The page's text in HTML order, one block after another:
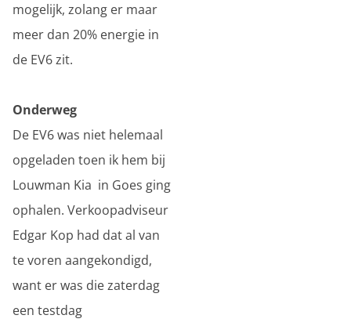
mogelijk, zolang er maar
meer dan 20% energie in
de EV6 zit.
Onderweg
De EV6 was niet helemaal
opgeladen toen ik hem bij
Louwman Kia in Goes ging
ophalen. Verkoopadviseur
Edgar Kop had dat al van
te voren aangekondigd,
want er was die zaterdag
een testdag